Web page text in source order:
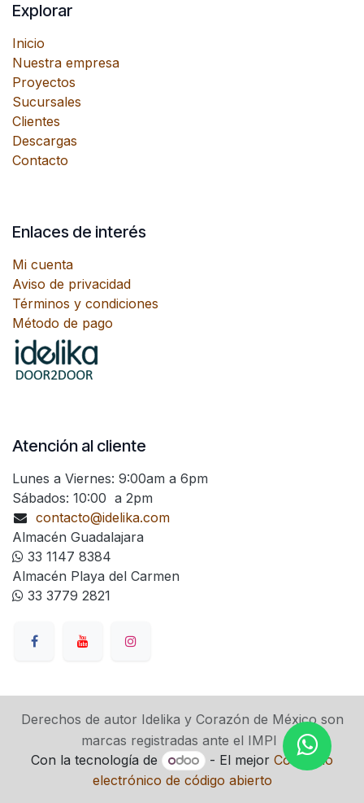
Explorar
Inicio
Nuestra empresa
Proyectos
Sucursales
Clientes
Descargas
Contacto
Enlaces de interés
Mi cuenta
Aviso de privacidad
Términos y condiciones
Método de pago
Atención al cliente
Lunes a Viernes: 9:00am a 6pm
Sábados: 10:00 a 2pm
contacto@idelika.com
Almacén Guadalajara
33 1147 8384
Almacén Playa del Carmen
33 3779 2821
Derechos de autor Idelika y Corazón de México son
marcas registradas ante el IMPI
Con la tecnología de
- El mejorComercio
electrónico de código abierto